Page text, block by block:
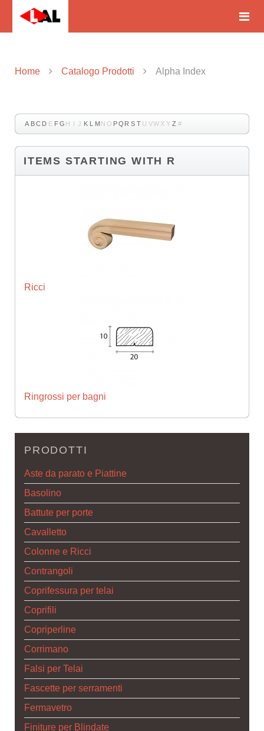
Home Catalogo Prodotti Alpha Index
A B C D E F G H I J K L M N O P Q R S T U VW X Y Z #
ITEMS STARTING WITH R
Ricci
Ringrossi per bagni
PRODOTTI
Aste da parato e Piattine
Basolino
Battute per porte
Cavalletto
Colonne e Ricci
Contrangoli
Coprifessura per telai
Coprifili
Copriperline
Corrimano
Falsi per Telai
Fascette per serramenti
Fermavetro
Finiture per Blindate